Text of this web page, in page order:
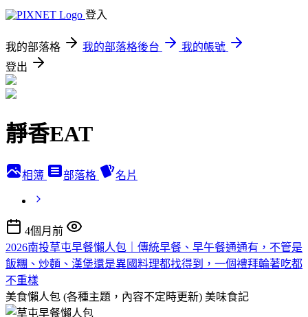
登入
我的部落格 我的部落格後台
我的帳號
登出
靜香EAT
相簿 部落格 名片
4個月前
2026南投草屯早餐懶人包｜傳統早餐、早午餐通通有，不管是
飯糰、炒麵、漢堡還是異國料理都找得到，一個禮拜輪著吃都
不重樣
美食懶人包 (各種主題，內容不定時更新) 美味食記